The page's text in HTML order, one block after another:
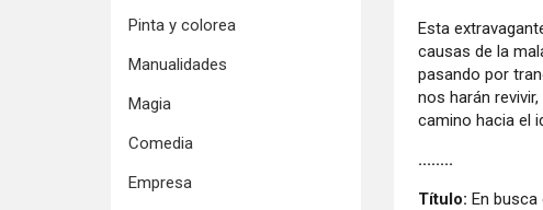
Pinta y colorea
Manualidades
Magia
Comedia
Empresa
Esta
causas de la
pasando por
nos harán
camino hacia el
........
Título: En